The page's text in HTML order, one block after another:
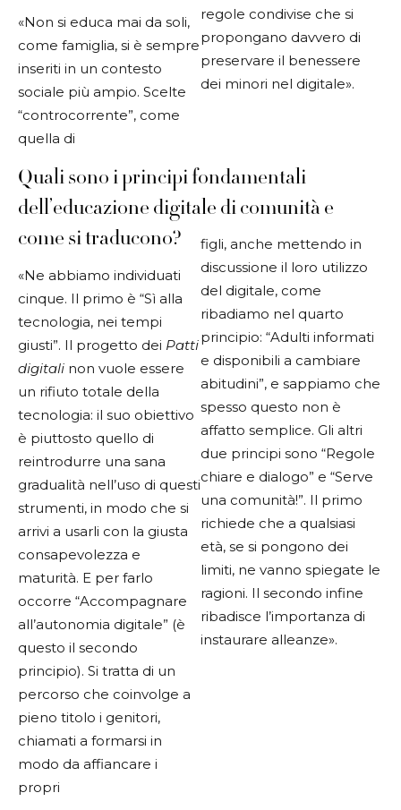
«Non si educa mai da soli,
come famiglia, si è sempre
inseriti in un contesto
sociale più ampio. Scelte
“controcorrente”, come
quella di
regole condivise che si
propongano davvero di
preservare il benessere
dei minori nel digitale».
Quali sono i principi fondamentali
dell’educazione digitale di comunità e
come si traducono?
«Ne abbiamo individuati
cinque. Il primo è “Sì alla
tecnologia, nei tempi
giusti”. Il progetto dei Patti
digitali non vuole essere
un rifiuto totale della
tecnologia: il suo obiettivo
è piuttosto quello di
reintrodurre una sana
gradualità nell’uso di questi
strumenti, in modo che si
arrivi a usarli con la giusta
consapevolezza e
maturità. E per farlo
occorre “Accompagnare
all’autonomia digitale” (è
questo il secondo
principio). Si tratta di un
percorso che coinvolge a
pieno titolo i genitori,
chiamati a formarsi in
modo da affiancare i
propri
figli, anche mettendo in
discussione il loro utilizzo
del digitale, come
ribadiamo nel quarto
principio: “Adulti informati
e disponibili a cambiare
abitudini”, e sappiamo che
spesso questo non è
affatto semplice. Gli altri
due principi sono “Regole
chiare e dialogo” e “Serve
una comunità!”. Il primo
richiede che a qualsiasi
età, se si pongono dei
limiti, ne vanno spiegate le
ragioni. Il secondo infine
ribadisce l’importanza di
instaurare alleanze».